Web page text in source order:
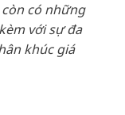
còn có những
với sự đa
khúc giá